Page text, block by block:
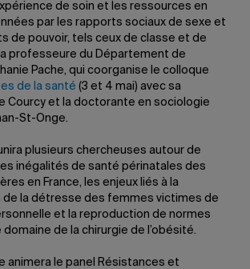
de soin et les ressources en
par les rapports sociaux de sexe et
de pouvoir, tels ceux de classe et de
professeure du Département de
Pache, qui coorganise le colloque
de la santé (3 et 4 mai) avec sa
Courcy et la doctorante en sociologie
St-Onge.
plusieurs chercheuses autour de
inégalités de santé périnatales des
en France, les enjeux liés à la
de la détresse des femmes victimes de
et la reproduction de normes
de la chirurgie de l’obésité.
animera le panel Résistances et